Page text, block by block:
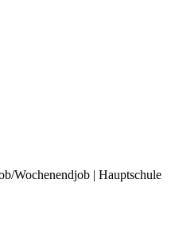
Wochenendjob | Hauptschule